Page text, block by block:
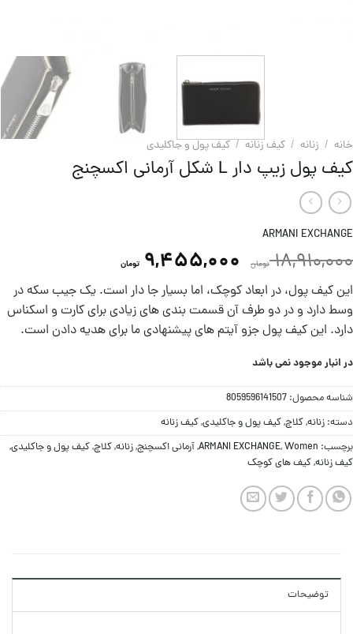
خانه / زنانه / کیف زنانه / کیف پول و جاکلیدی
کیف پول زیپ دار L شکل آرمانی اکسچنج
ARMANI EXCHANGE
18,910,000 تومان 9,455,000 تومان
این کیف پول، در ابعاد کوچک، اما بسیار جا دار است. یک جیب سکه در
وسط دارد و در دو طرف آن قسمت بندی های زیادی برای کارت و اسکناس
دارد. این کیف پول جزو آیتم های پیشنهادی ما برای هدیه دادن است.
در انبار موجود نمی باشد
شناسه محصول: 8059596141507
دسته: زنانه,کلاچ,کیف پول و جاکلیدی,کیف زنانه
برچسب:
ARMANI EXCHANGE,Women
,آرمانی اکسچنج,زنانه,کلاچ,کیف پول و جاکلیدی,
کیف زنانه,کیف های کوچک
توضیحات